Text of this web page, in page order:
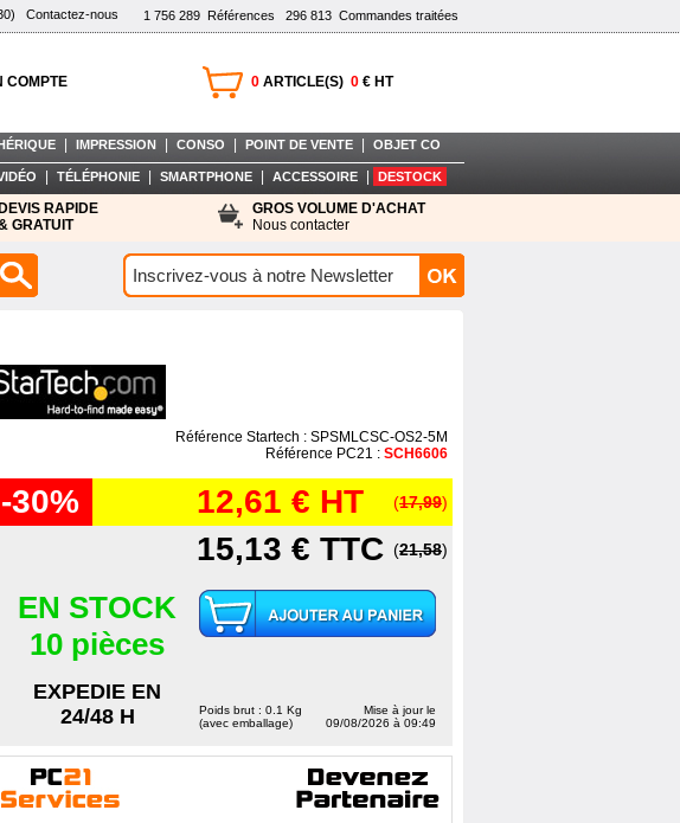
1 756 289 Références 296 813 Commandes traitées
Contactez-nous
0 ARTICLE(S) 0 € HT
COMPTE
IMPRESSION CONSO POINT DE VENTE OBJET CO
TÉLÉPHONIE SMARTPHONE ACCESSOIRE DESTOCK
DEVIS RAPIDE
GRATUIT
GROS VOLUME D'ACHAT
Nous contacter
Référence Startech : SPSMLCSC-OS2-5M
Référence PC21 : SCH6606
-30% 12,61 € HT (17,99)
15,13 € TTC (21,58)
EN STOCK
10 pièces
EXPEDIE EN
24/48 H
Poids brut : 0.1 Kg
(avec emballage)
Mise à jour le
09/08/2026 à 09:49